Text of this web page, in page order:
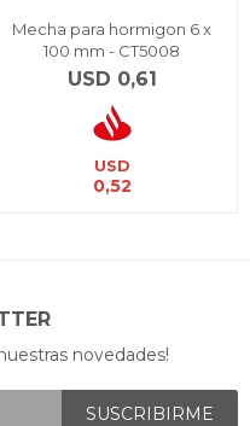
Mecha para hormigon 6 x
100 mm - CT5008
USD 0,61
USD
0,52
novedades!
SUSCRIBIRME